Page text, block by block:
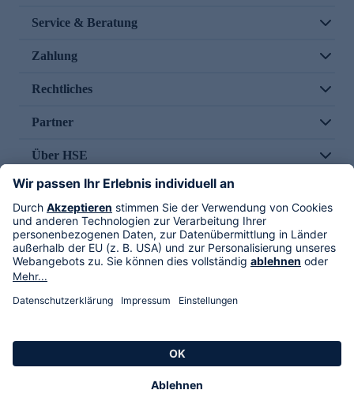
Service & Beratung
Zahlung
Rechtliches
Partner
Über HSE
Im TV
HSE International